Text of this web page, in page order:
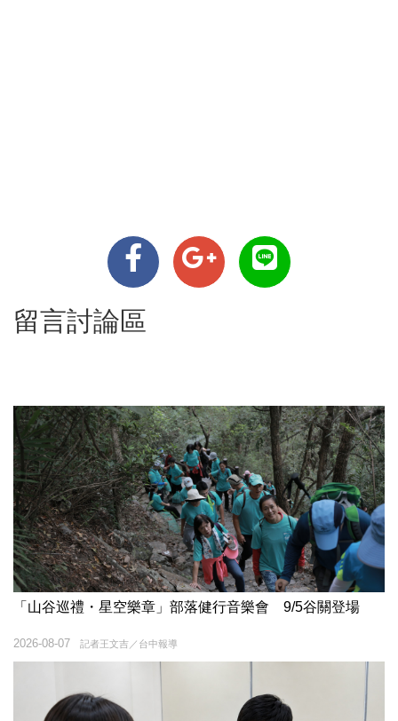
留言討論區
「山谷巡禮・星空樂章」部落健行音樂會 9/5谷關登場
記者王文吉／台中報導
2026-08-07